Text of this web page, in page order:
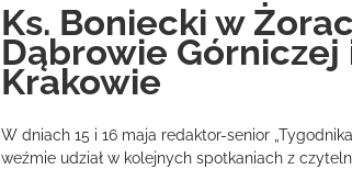
Ks. Boniecki w
Dąbrowie Górniczej
Krakowie
W dniach 15 i 16 maja redaktor-senior
weźmie udział w kolejnych spotkaniach z